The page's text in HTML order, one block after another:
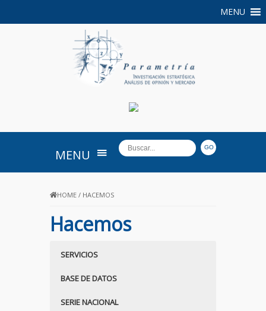
MENU
PARAMETRIA
MENU
HOME / HACEMOS
Hacemos
SERVICIOS
BASE DE DATOS
SERIE NACIONAL